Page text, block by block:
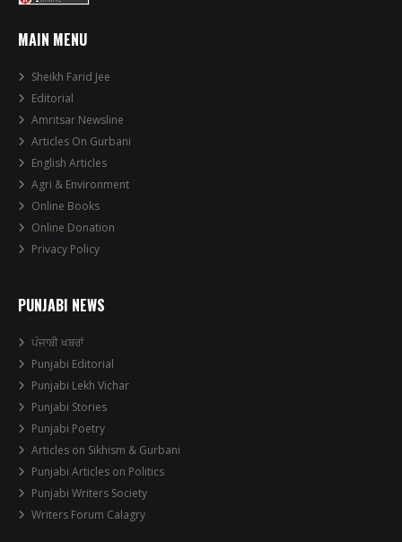
MAIN MENU
Sheikh Farid Jee
Editorial
Amritsar Newsline
Articles On Gurbani
English Articles
Agri & Environment
Online Books
Online Donation
Privacy Policy
PUNJABI NEWS
ਪੰਜਾਬੀ ਖਬਰਾਂ
Punjabi Editorial
Punjabi Lekh Vichar
Punjabi Stories
Punjabi Poetry
Articles on Sikhism & Gurbani
Punjabi Articles on Politics
Punjabi Writers Society
Writers Forum Calagry